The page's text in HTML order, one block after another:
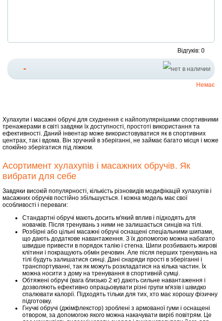
Відгуків: 0
-
Немає
Хулахупи і масажні обручі для схуднення є найпопулярнішими спортивними
тренажерами в світі завдяки їх доступності, простоті використання та
ефективності. Даний інвентар може використовуватися як в спортивних
центрах, так і вдома. Він зручний в зберіганні, не займає багато місця і може
спокійно зберігатися під ліжком.
Асортимент хулахупів і масажних обручів. Як
вибрати для себе
Завдяки високій популярності, кількість різновидів модифікацій хулахупів і
масажних обручів постійно збільшується. І кожна модель має свої
особливості і переваги:
Стандартні обручі мають досить м'який вплив і підходять для
новачків. Після тренувань з ними не залишається синців на тілі.
Розбірні або цільні масажні обручі оснащені спеціальними шипами,
що дають додаткове навантаження. З їх допомогою можна набагато
швидше привести в порядок талію і стегна. Шипи розбивають жирові
клітини і покращують обмін речовин. Але після перших тренувань на
тілі будуть залишатися синці. Дані снаряди прості в зберіганні і
транспортуванні, так як можуть розкладатися на кілька частин. Їх
можна носити з дому на тренування в спортивній сумці.
Обтяжені обручі (вага близько 2 кг) дають сильне навантаження і
дозволяють ефективно опрацьовувати різні групи м'язів і швидко
спалювати калорії. Підходять тільки для тих, хто має хорошу фізичну
підготовку.
Гнучкі обручі (джімфлекстор) зроблені з армованої гуми і оснащені
отвором, за допомогою якого можна накачувати виріб повітрям. Це